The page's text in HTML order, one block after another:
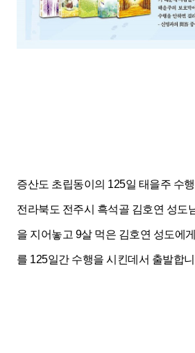
증산도 초립동이의 125일 태을주 수
전라북도 전주시 흑석골 김호연 성도
을 지어놓고 9살 먹은 김호연 성도에
를 125일간 수행을 시킨데서 출발합